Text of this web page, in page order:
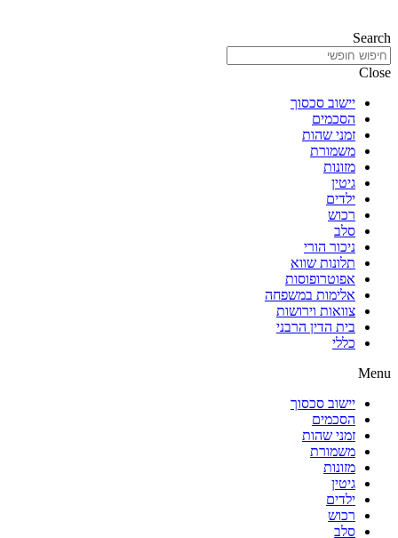
Search
Close
יישוב סכסוך
הסכמים
זמני שהות
משמורת
מזונות
גיטין
ילדים
רכוש
סלב
ניכור הורי
תלונות שווא
אפוטרופוסות
אלימות במשפחה
צוואות וירושות
בית הדין הרבני
כללי
Menu
יישוב סכסוך
הסכמים
זמני שהות
משמורת
מזונות
גיטין
ילדים
רכוש
סלב